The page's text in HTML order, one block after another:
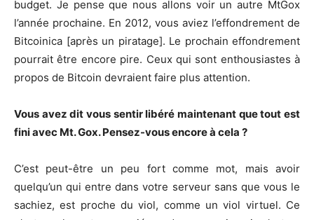
budget. Je pense que nous allons voir un autre MtGox
l’année prochaine. En 2012, vous aviez l’effondrement de
Bitcoinica [après un piratage]. Le prochain effondrement
pourrait être encore pire. Ceux qui sont enthousiastes à
propos de Bitcoin devraient faire plus attention.
Vous avez dit vous sentir libéré maintenant que tout est
fini avec Mt. Gox. Pensez-vous encore à cela ?
C’est peut-être un peu fort comme mot, mais avoir
quelqu’un qui entre dans votre serveur sans que vous le
sachiez, est proche du viol, comme un viol virtuel. Ce